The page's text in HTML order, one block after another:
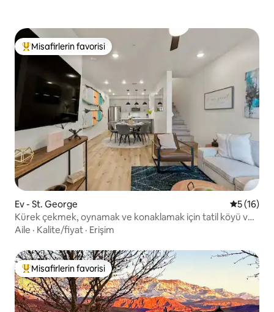
Misafirlerin favorilerinden en beğenilenler arasında
Misafirlerin favorisi
Ev - St. George 55 (16)
Kürek çekmek, oynamak ve konaklamak için tatil köyü ve
lagün vahası! #97
Aile · Kalite/fiyat · Erişim
Misafirlerin favorilerinden en beğenilenler arasında
Misafirlerin favorisi